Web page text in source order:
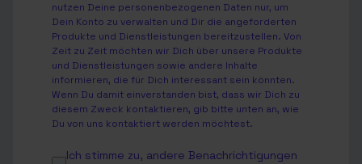
nutzen Deine personenbezogenen Daten nur, um
Dein Konto zu verwalten und Dir die angeforderten
Produkte und Dienstleistungen bereitzustellen. Von
Zeit zu Zeit möchten wir Dich über unsere Produkte
und Dienstleistungen sowie andere Inhalte
informieren, die für Dich interessant sein könnten.
Wenn Du damit einverstanden bist, dass wir Dich zu
diesem Zweck kontaktieren, gib bitte unten an, wie
Du von uns kontaktiert werden möchtest.
Ich stimme zu, andere Benachrichtigungen